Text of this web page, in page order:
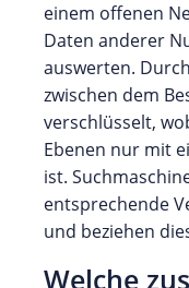
einem offenen
Daten anderer
auswerten.
zwischen dem
verschlüsselt,
Ebenen nur mit
ist.
entsprechende
und beziehen
Welche